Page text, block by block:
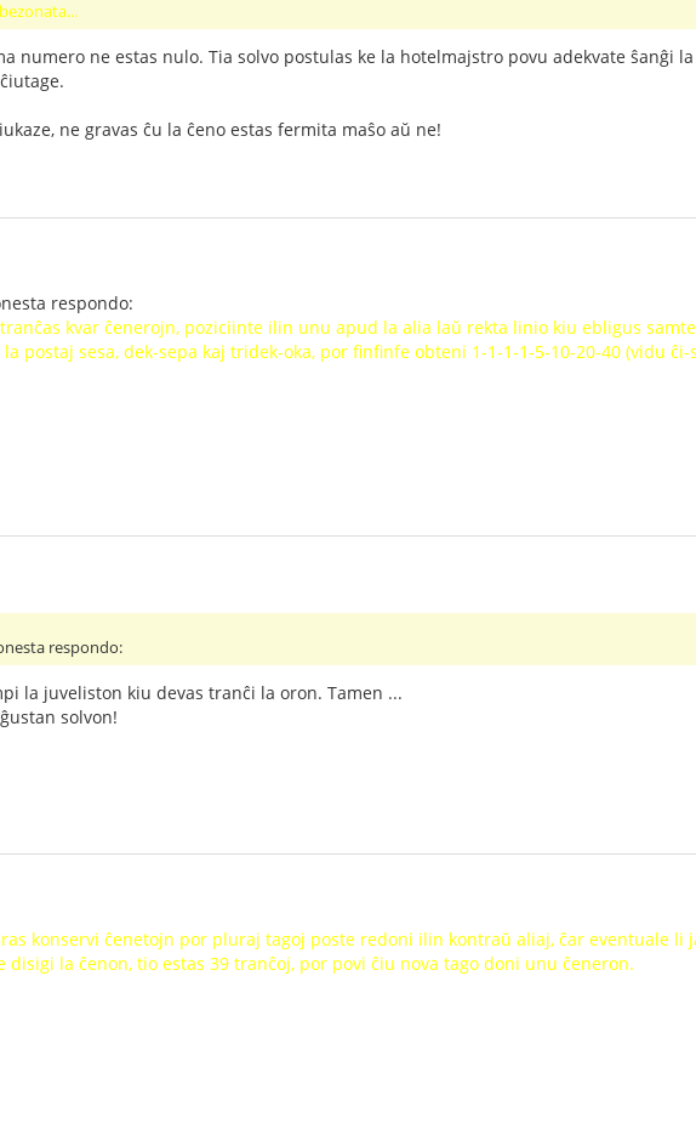
numero ne estas nulo. Tia solvo postulas ke la hotelmajstro povu adekvate ŝanĝi
ne gravas ĉu la ĉeno estas fermita maŝo aŭ ne!
respondo:
kvar ĉenerojn, poziciinte ilin unu apud la alia laŭ rekta linio kiu ebligus
postaj sesa, dek-sepa kaj tridek-oka, por finfinfe obteni 1-1-1-1-5-10-20-40 (vidu
respondo:
la juveliston kiu devas tranĉi la oron. Tamen ...
solvon!
konservi ĉenetojn por pluraj tagoj poste redoni ilin kontraŭ aliaj, ĉar eventuale li
disigi la ĉenon, tio estas 39 tranĉoj, por povi ĉiu nova tago doni unu ĉeneron.